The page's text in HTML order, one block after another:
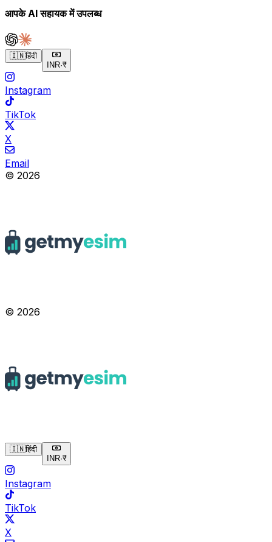
आपके AI सहायक में उपलब्ध
🇮🇳हिंदी
INR·₹
Instagram
TikTok
X
Email
© 2026
© 2026
🇮🇳हिंदी
INR·₹
Instagram
TikTok
X